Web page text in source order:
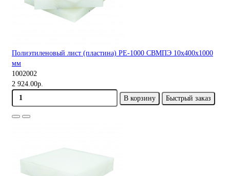
Полиэтиленовый лист (пластина) PE-1000 СВМПЭ 10х400х1000
мм
1002002
2 924.00р.
В корзину
Быстрый заказ